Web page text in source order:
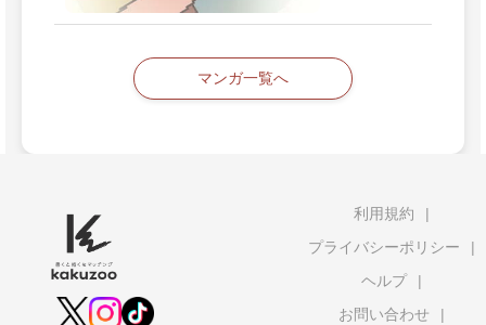
マンガ一覧へ
利用規約
プライバシーポリシー
ヘルプ
お問い合わせ